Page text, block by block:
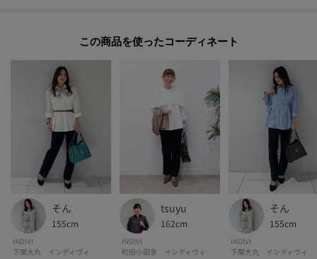
【スタイリングポイント】
デザインシャツやストライプ柄トップスを合わせると、縦長効果がより引き
立ちます。
スニーカーで軽快に、パンプスで端正に。足元を選ばず、着こなしの幅が広
がるバランスです。
トップスをインするとウエスト位置がすっきり見え、脚長バランスに。
ボリュームのあるブラウスとも相性がよく、上半身に表情があっても全体が重
く見えにくい仕上がりです。
【素材ポイント】
ストレッチ性を持った綺麗見えと動きやすさを兼ね備えたハイゲージのナイ
ロントリコットになります。
接触冷感性や透湿性に富んだ素材なので夏でもひんやり涼しく、又、撥水加
この商品を使った
そん
155cm
INDIVI
下関大丸 インディヴィ
tsuyu
162cm
INDIVI
町田小田急 インディヴィ
そん
155cm
INDIVI
下関大丸 インディヴィ